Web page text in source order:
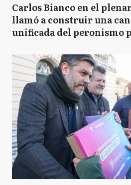
Carlos Bianco en el
llamó a construir una
unificada del peronismo